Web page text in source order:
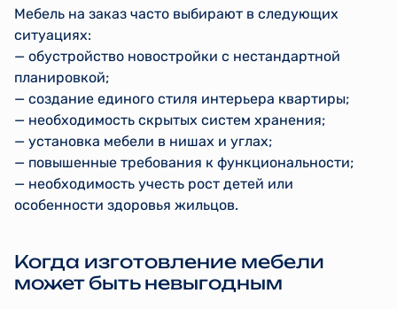
Мебель на заказ часто выбирают в следующих
ситуациях:
— обустройство новостройки с нестандартной
планировкой;
— создание единого стиля интерьера квартиры;
— необходимость скрытых систем хранения;
— установка мебели в нишах и углах;
— повышенные требования к функциональности;
— необходимость учесть рост детей или
особенности здоровья жильцов.
Когда изготовление мебели
может быть невыгодным